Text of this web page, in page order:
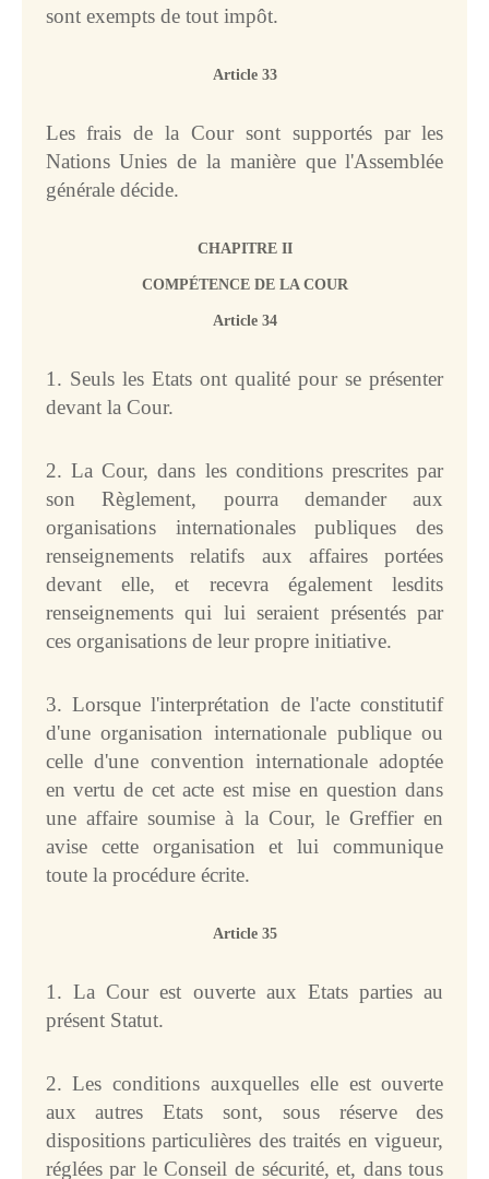
sont exempts de tout impôt.
Article 33
Les frais de la Cour sont supportés par les
Nations Unies de la manière que l'Assemblée
générale décide.
CHAPITRE II
COMPÉTENCE DE LA COUR
Article 34
1. Seuls les Etats ont qualité pour se présenter
devant la Cour.
2. La Cour, dans les conditions prescrites par
son Règlement, pourra demander aux
organisations internationales publiques des
renseignements relatifs aux affaires portées
devant elle, et recevra également lesdits
renseignements qui lui seraient présentés par
ces organisations de leur propre initiative.
3. Lorsque l'interprétation de l'acte constitutif
d'une organisation internationale publique ou
celle d'une convention internationale adoptée
en vertu de cet acte est mise en question dans
une affaire soumise à la Cour, le Greffier en
avise cette organisation et lui communique
toute la procédure écrite.
Article 35
1. La Cour est ouverte aux Etats parties au
présent Statut.
2. Les conditions auxquelles elle est ouverte
aux autres Etats sont, sous réserve des
dispositions particulières des traités en vigueur,
réglées par le Conseil de sécurité, et, dans tous